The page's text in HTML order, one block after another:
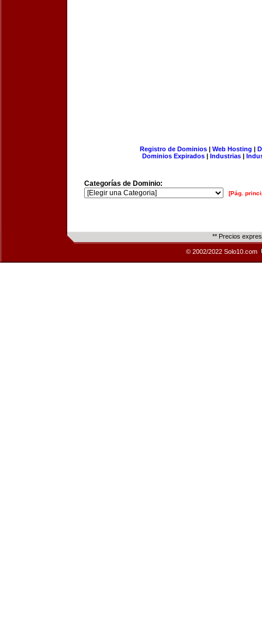
Registro de Dominios| Web Hosting |
Dominios Expirados | Industrias |
Categorías de Dominio:
[Pág.
** Precios
© 2002/2022 Solo10.com